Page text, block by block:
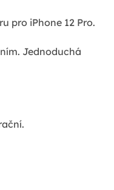
pro iPhone 12 Pro.
Jednoduchá